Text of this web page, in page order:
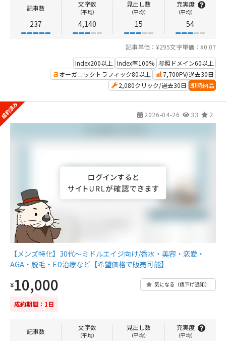
記事数
237
文字数
（平均）
4,140
見出し数
（平均）
15
充実度
（平均）
54
記事単価：¥295文字単価：¥0.07
Index200以上 Index率100% 参照ドメイン60以上
オーガニックトラフィック80以上
7,700PV/過去30日
2,080クリック/過去30日 即時納品
2026-04-26 33 2
【メンズ特化】30代〜ミドルエイジ向け/香水・美容・恋愛・
AGA・脱毛・ED治療など【希望価格で販売可能】
¥10,000 気になる（値下げ通知）
成約期間：1日
記事数 文字数
（平均）
見出し数
（平均）
充実度
（平均）